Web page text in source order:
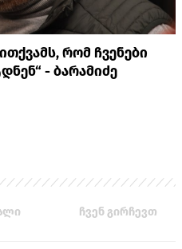
რომ ჩვენები
- ბარამიძე
ჩვენ გირჩევთ